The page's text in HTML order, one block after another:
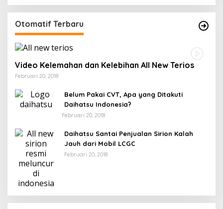
Otomatif Terbaru
Video Kelemahan dan Kelebihan All New Terios
Februari 20, 2018
Belum Pakai CVT, Apa yang Ditakuti
Daihatsu Indonesia?
Februari 20, 2018
Daihatsu Santai Penjualan Sirion Kalah
Jauh dari Mobil LCGC
Februari 20, 2018